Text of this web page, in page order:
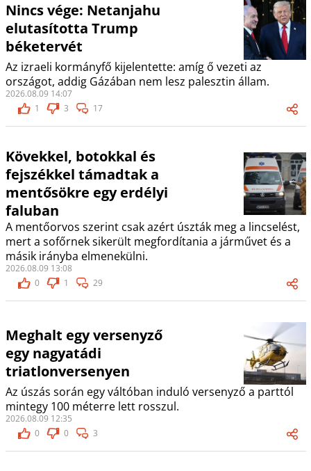
Nincs vége: Netanjahu
elutasította Trump
béketervét
Az izraeli kormányfő kijelentette: amíg ő vezeti az
országot, addig Gázában nem lesz palesztin állam.
2026.08.09 14:07
1
3 17
Kövekkel, botokkal és
fejszékkel támadtak a
mentősökre egy erdélyi
faluban
A mentőorvos szerint csak azért úszták meg a lincselést,
mert a sofőrnek sikerült megfordítania a járművet és a
másik irányba elmenekülni.
2026.08.09 13:08
0
1 29
Meghalt egy versenyző
egy nagyatádi
triatlonversenyen
Az úszás során egy váltóban induló versenyző a parttól
mintegy 100 méterre lett rosszul.
2026.08.09 12:35
0
0 3